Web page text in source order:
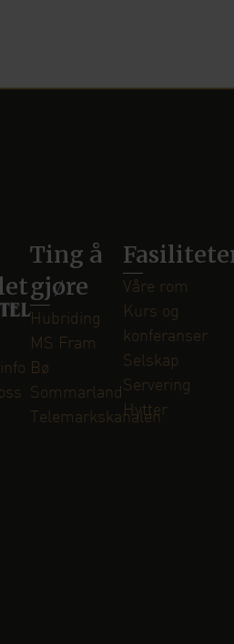
Ting å
gjøre
Hubriding
MS Fram
Bø
Sommarland
Telemarkskanalen
Våre rom
Kurs og
konferanser
Selskap
Servering
Hytter